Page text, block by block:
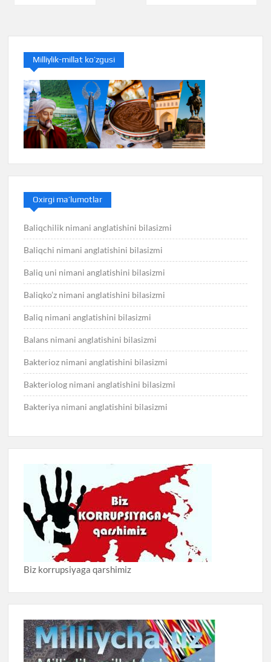
Milliylik-millat ko’zgusi
Oxirgi ma’lumotlar
Baliqchilik nimani anglatishini bilasizmi
Baliqchi nimani anglatishini bilasizmi
Baliq uni nimani anglatishini bilasizmi
Baliqko’z nimani anglatishini bilasizmi
Baliq nimani anglatishini bilasizmi
Balans nimani anglatishini bilasizmi
Bakterioz nimani anglatishini bilasizmi
Bakteriolog nimani anglatishini bilasizmi
Bakteriya nimani anglatishini bilasizmi
Biz korrupsiyaga qarshimiz